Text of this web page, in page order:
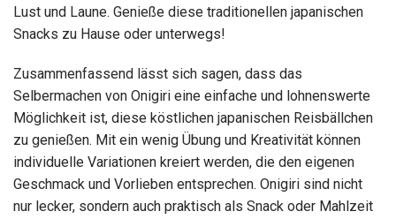
Lust und Laune. Genieße diese traditionellen japanischen
Snacks zu Hause oder unterwegs!
Zusammenfassend lässt sich sagen, dass das
Selbermachen von Onigiri eine einfache und lohnenswerte
Möglichkeit ist, diese köstlichen japanischen Reisbällchen
zu genießen. Mit ein wenig Übung und Kreativität können
individuelle Variationen kreiert werden, die den eigenen
Geschmack und Vorlieben entsprechen. Onigiri sind nicht
nur lecker, sondern auch praktisch als Snack oder Mahlzeit